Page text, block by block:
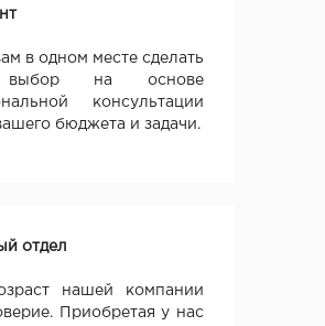
в одном месте сделать
выбор на основе
консультации
бюджета и задачи.
отдел
нашей компании
Приобретая у нас